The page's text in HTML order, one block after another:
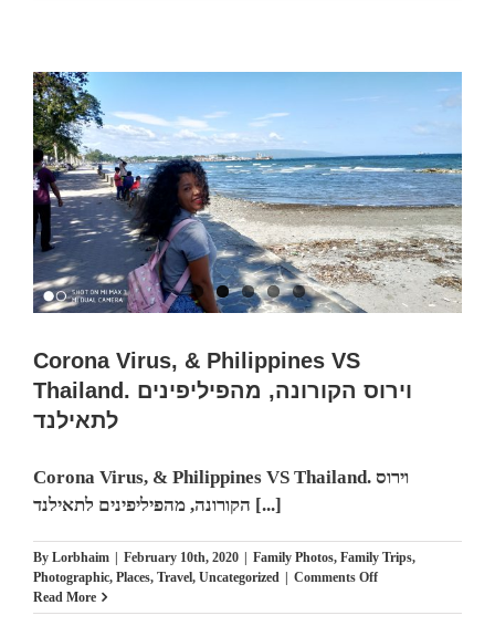
בירושלים,
ישראל
Corona Virus, & Philippines VS
Thailand. וירוס הקורונה, מהפיליפינים
לתאילנד
Corona Virus, & Philippines VS Thailand. וירוס
הקורונה, מהפיליפינים לתאילנד [...]
By Lorbhaim | February 10th, 2020 | Family Photos, Family Trips,
Photographic, Places, Travel, Uncategorized | Comments Offon
Virus,
Read More